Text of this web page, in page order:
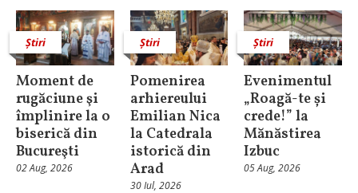
Știri
Moment de
rugăciune şi
împlinire la o
biserică din
Bucureşti
02 Aug, 2026
Știri
Pomenirea
arhiereului
Emilian Nica
la Catedrala
istorică din
Arad
30 Iul, 2026
Știri
Evenimentul
„Roagă-te și
crede!” la
Mănăstirea
Izbuc
05 Aug, 2026